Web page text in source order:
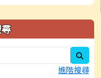
進階搜尋